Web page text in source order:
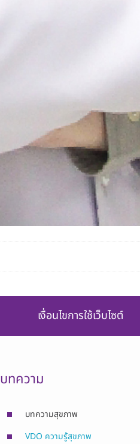
เงื่อนไขการใช้เว็บไซต์
บทความ
บทความสุขภาพ
VDO ความรู้สุขภาพ